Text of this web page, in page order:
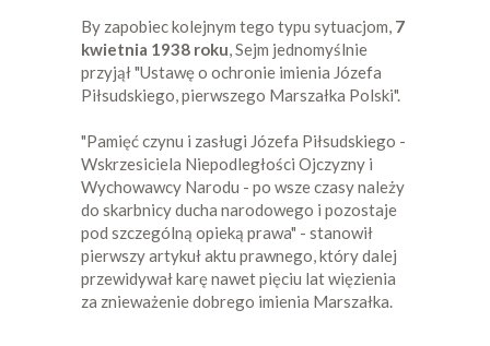
By zapobiec kolejnym tego typu sytuacjom, 7
kwietnia 1938 roku, Sejm jednomyślnie
przyjął "Ustawę o ochronie imienia Józefa
Piłsudskiego, pierwszego Marszałka Polski".
"Pamięć czynu i zasługi Józefa Piłsudskiego -
Wskrzesiciela Niepodległości Ojczyzny i
Wychowawcy Narodu - po wsze czasy należy
do skarbnicy ducha narodowego i pozostaje
pod szczególną opieką prawa" - stanowił
pierwszy artykuł aktu prawnego, który dalej
przewidywał karę nawet pięciu lat więzienia
za znieważenie dobrego imienia Marszałka.